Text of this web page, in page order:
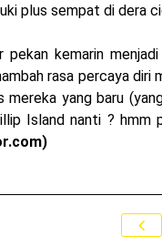
plus sempat di dera
pekan kemarin
rasa percaya diri
mereka yang baru
Island nanti ? hmm